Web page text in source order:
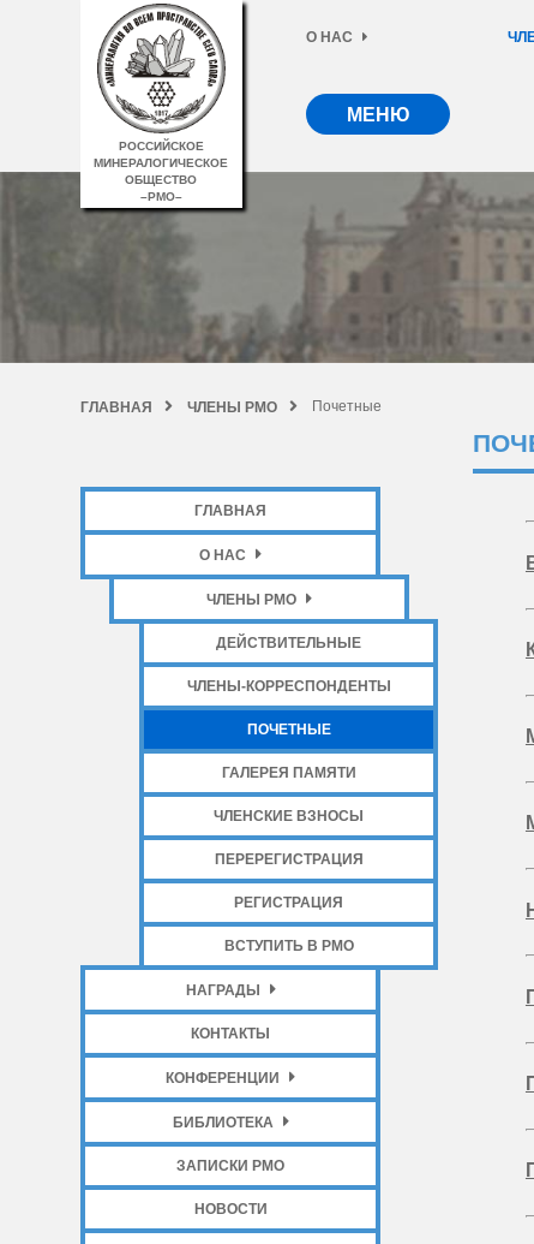
РОССИЙСКОЕ
МИНЕРАЛОГИЧЕСКОЕ
ОБЩЕСТВО
–РМО–
О НАС
МЕНЮ
ГЛАВНАЯ ЧЛЕНЫ РМО Почетные
ГЛАВНАЯ
О НАС
ЧЛЕНЫ РМО
ДЕЙСТВИТЕЛЬНЫЕ
ЧЛЕНЫ-КОРРЕСПОНДЕНТЫ
ПОЧЕТНЫЕ
ГАЛЕРЕЯ ПАМЯТИ
ЧЛЕНСКИЕ ВЗНОСЫ
ПЕРЕРЕГИСТРАЦИЯ
РЕГИСТРАЦИЯ
ВСТУПИТЬ В РМО
НАГРАДЫ
КОНТАКТЫ
КОНФЕРЕНЦИИ
БИБЛИОТЕКА
ЗАПИСКИ РМО
НОВОСТИ